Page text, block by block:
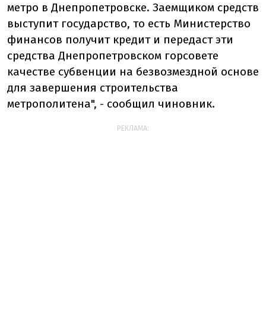
метро в Днепропетровске. Заемщиком средств
выступит государство, то есть Министерство
финансов получит кредит и передаст эти
средства Днепропетровском горсовете
качестве субвенции на безвозмездной основе
для завершения строительства
метрополитена", - сообщил чиновник.
РЕКЛАМА: